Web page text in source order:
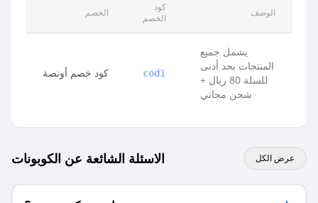
الخصم
كود
الخصم
الوصف
كود خصم أونصة cod1
يشمل جميع
المنتجات بحد أدنى
للسلة 80 ريال +
شحن مجاني
الاسئلة الشائعة عن الكوبونات عرض الكل